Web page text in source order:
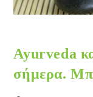
Ayurveda
σήμερα.